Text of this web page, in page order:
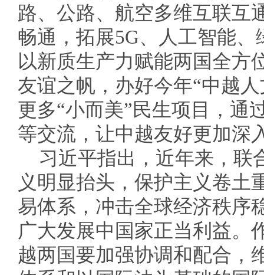
路、公路、航空多维互联互
畅通，拓展5G、人工智能
以新质生产力赋能两国全方
友谊之帆，办好今年“中越
更多“小而美”民生项目，通
等交流，让中越友好更加深
习近平指出，近年来，联
义明显抬头，保护主义卷土
易体系，冲击全球经济秩序
广大发展中国家正当利益。
越两国要加强协调和配合，